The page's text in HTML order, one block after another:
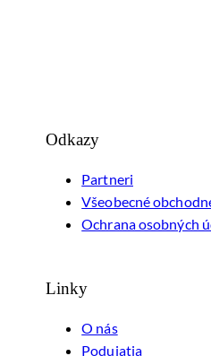
Odkazy
Partneri
Všeobecné
Ochrana osobných
Linky
O nás
Podujatia